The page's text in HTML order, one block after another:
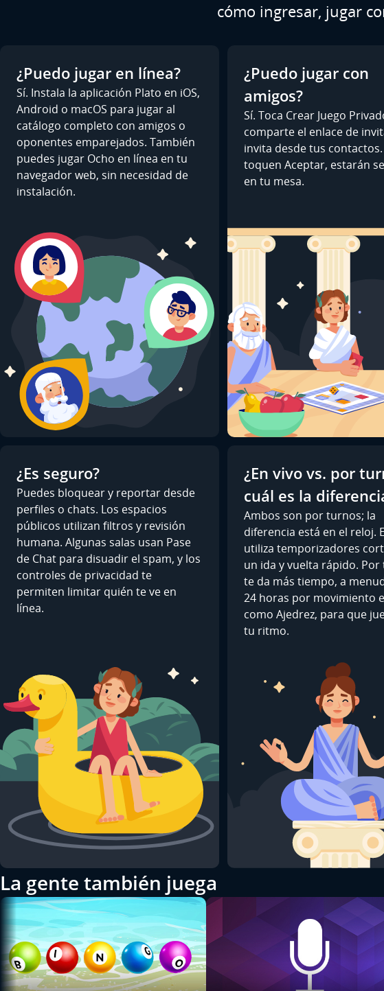
cómo ingresar, jugar
¿Puedo jugar en línea?
Sí. Instala la aplicación Plato en iOS,
Android o macOS para jugar al
catálogo completo con amigos o
oponentes emparejados. También
puedes jugar Ocho en línea en tu
navegador web, sin necesidad de
instalación.
¿Puedo jugar con
amigos?
Sí. Toca Crear Juego
comparte el enlace de
invita desde tus
toquen Aceptar, estarán
en tu mesa.
¿Es seguro?
Puedes bloquear y reportar desde
perfiles o chats. Los espacios
públicos utilizan filtros y revisión
humana. Algunas salas usan Pase
de Chat para disuadir el spam, y los
controles de privacidad te
permiten limitar quién te ve en
línea.
¿En vivo vs. por
cuál es la
Ambos son por turnos; la
diferencia está en el reloj.
utiliza temporizadores
un ida y vuelta rápido.
te da más tiempo, a
24 horas por movimiento
como Ajedrez, para que
tu ritmo.
La gente también juega